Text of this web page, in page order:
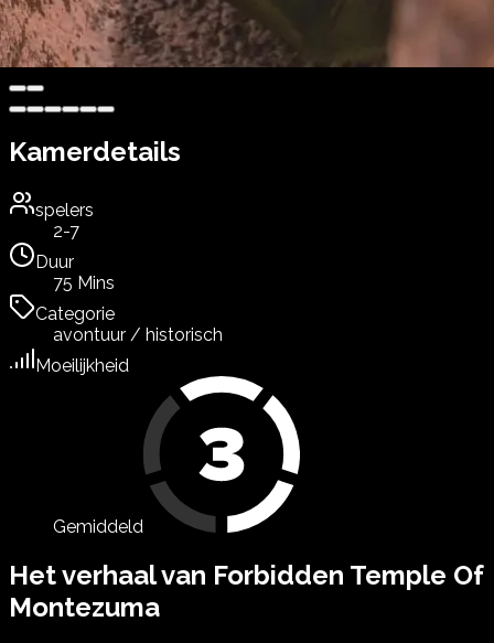
Kamerdetails
spelers
2-7
Duur
75 Mins
Categorie
avontuur / historisch
Moeilijkheid
Gemiddeld
Het verhaal van Forbidden Temple Of
Montezuma